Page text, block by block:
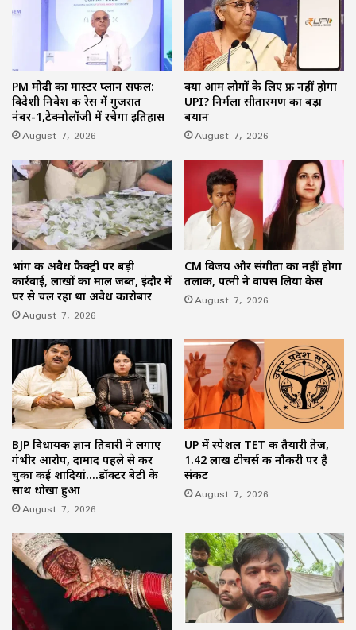
PM मोदी का मास्टर प्लान सफल:
विदेशी निवेश की रेस में गुजरात
नंबर-1,टेक्नोलॉजी में रचेगा इतिहास
August 7, 2026
क्या आम लोगों के लिए फ्री नहीं होगा
UPI? निर्मला सीतारमण का बड़ा
बयान
August 7, 2026
भांग की अवैध फैक्ट्री पर बड़ी
कार्रवाई, लाखों का माल जब्त, इंदौर में
घर से चल रहा था अवैध कारोबार
August 7, 2026
CM विजय और संगीता का नहीं होगा
तलाक, पत्नी ने वापस लिया केस
August 7, 2026
BJP विधायक ज्ञान तिवारी ने लगाए
गंभीर आरोप, दामाद पहले से कर
चुका कई शादियां….डॉक्टर बेटी के
साथ धोखा हुआ
August 7, 2026
UP में स्पेशल TET की तैयारी तेज,
1.42 लाख टीचर्स की नौकरी पर है
संकट
August 7, 2026